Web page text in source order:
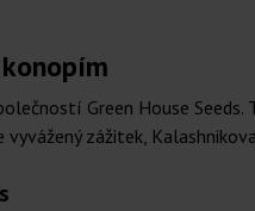
Green House
zážitek,